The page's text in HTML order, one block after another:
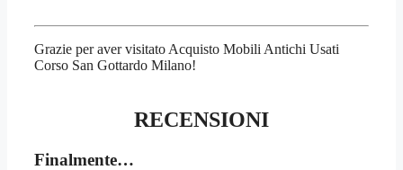
Grazie per aver visitato Acquisto Mobili Antichi Usati
Corso San Gottardo Milano!
RECENSIONI
Finalmente…